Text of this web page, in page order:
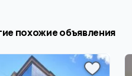
похожие объявления